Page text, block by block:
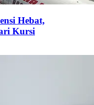
Hebat,
Kursi